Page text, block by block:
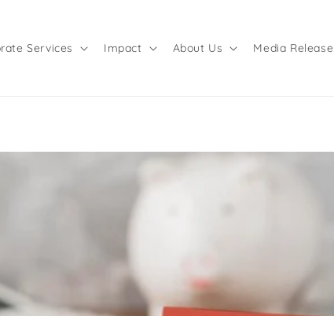
Services Impact About Us Media Release